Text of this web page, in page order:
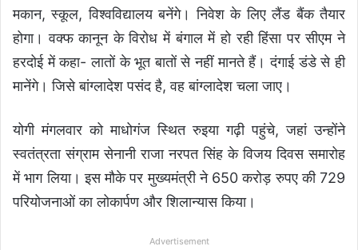
मकान, स्कूल, विश्वविद्यालय बनेंगे। निवेश के लिए लैंड बैंक तैयार
होगा। वक्फ कानून के विरोध में बंगाल में हो रही हिंसा पर सीएम ने
हरदोई में कहा- लातों के भूत बातों से नहीं मानते हैं। दंगाई डंडे से ही
मानेंगे। जिसे बांग्लादेश पसंद है, वह बांग्लादेश चला जाए।
योगी मंगलवार को माधोगंज स्थित रुइया गढ़ी पहुंचे, जहां उन्होंने
स्वतंत्रता संग्राम सेनानी राजा नरपत सिंह के विजय दिवस समारोह
में भाग लिया। इस मौके पर मुख्यमंत्री ने 650 करोड़ रुपए की 729
परियोजनाओं का लोकार्पण और शिलान्यास किया।
Advertisement